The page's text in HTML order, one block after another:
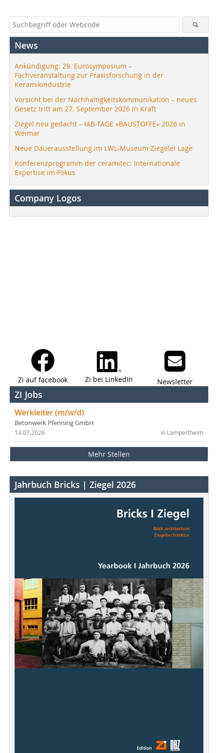
News
Ankündigung: 29. Eurosymposium –
Fachveranstaltung zur Praxisforschung in der
Keramikindustrie
Vorsicht bei der Nachhaltigkeitskommunikation – neues
Gesetz tritt am 27. September 2026 in Kraft
Ziegel neu gedacht – IAB-TAGE »BAUSTOFFE« 2026 in
Weimar
Neue Dauerausstellung im LWL-Museum Ziegelei Lage
Konferenzprogramm der ceramitec: Internationale
Expertise im Fokus
Company Logos
Zi auf facebook Zi bei LinkedIn Newsletter
ZI Jobs
Werkleiter (m/w/d)
Betonwerk Pfenning GmbH
in Lampertheim
14.07.2026
Mehr Stellen
Jahrbuch Bricks | Ziegel 2026